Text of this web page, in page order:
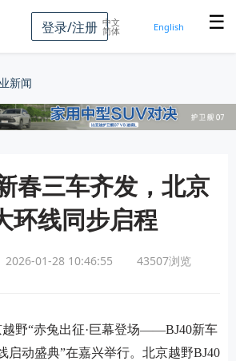
登录/注册 中文
简体 English ☰
新闻
春三车齐发，北京
环线同步启程
2026-01-28 10:46:55 43507浏览
越野“赤兔出征·巨幕登场——BJ40新车
启动盛典”在嘉兴举行。北京越野BJ40